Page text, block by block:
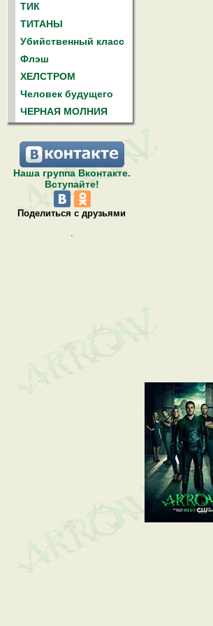
ТИК
ТИТАНЫ
Убийственный класс
Флэш
ХЕЛСТРОМ
Человек будущего
ЧЕРНАЯ МОЛНИЯ
Наша группа Вконтакте.
Вступайте!
Поделиться с друзьями
.